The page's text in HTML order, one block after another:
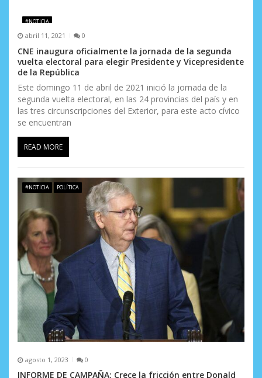
e
e
n
t
r
a
d
a
s
#NOTICIA
abril 11, 2021 0
CNE inaugura oficialmente la jornada de la segunda
vuelta electoral para elegir Presidente y Vicepresidente
de la República
Este domingo 11 de abril de 2021 inició la jornada de la
segunda vuelta electoral, en las 24 provincias del país y en
las tres circunscripciones del Exterior, para este acto cívico
se encuentran
READ MORE
#NOTICIA POLÍTICA
agosto 1, 2023 0
INFORME DE CAMPAÑA: Crece la fricción entre Donald